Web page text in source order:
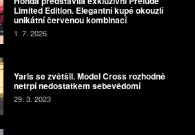
Limited Edition. Elegantní kupé okouzlí
unikátní červenou kombinací
1. 7. 2026
Yaris se zvětšil. Model Cross rozhodně
netrpí nedostatkem sebevědomí
29. 3. 2023